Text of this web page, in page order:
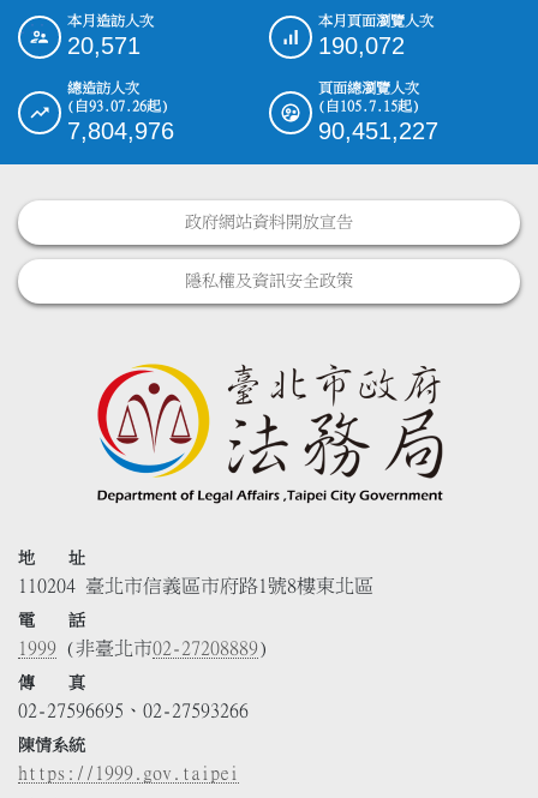
::: 本月造訪人次
20,571
本月頁面瀏覽人次
190,072
總造訪人次
(自93.07.26起)
7,804,976
頁面總瀏覽人次
(自105.7.15起)
90,451,227
政府網站資料開放宣告
隱私權及資訊安全政策
地 址
110204 臺北市信義區市府路1號8樓東北區
電 話
1999 (非臺北市02-27208889)
傳 真
02-27596695、02-27593266
陳情系統
https://1999.gov.taipei